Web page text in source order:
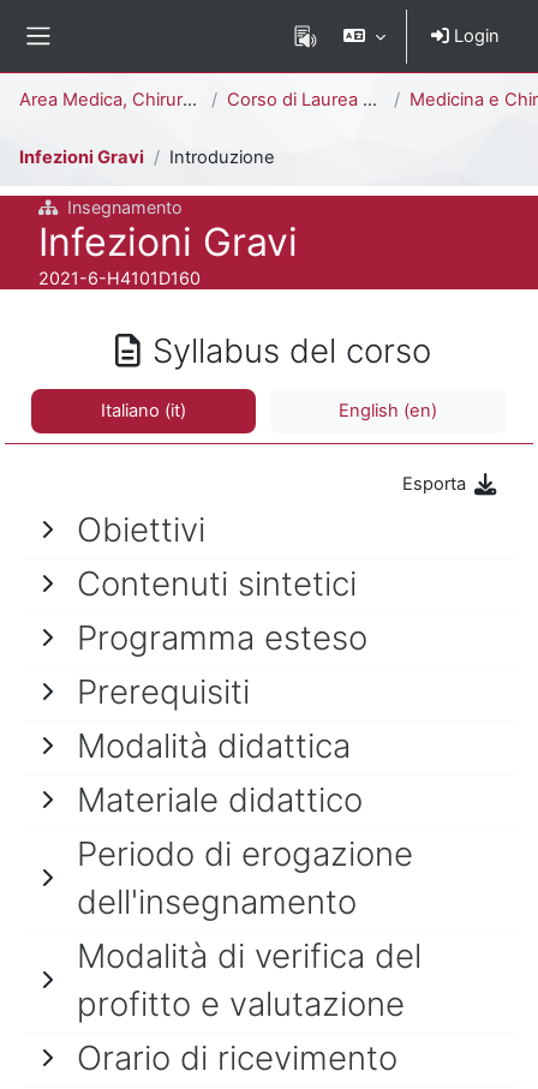
Login
Area Medica, Chirurgica e dei Servizi Clinici Corso di Laurea Magistrale a Ciclo Unico (6 anni) Medicina e Chirurgia [H4103D -
Infezioni Gravi Introduzione
Insegnamento
Titolo del corso
Infezioni Gravi
Codice identificativo del corso
2021-6-H4101D160
Syllabus del corso
Italiano ‎(it)‎ English ‎(en)‎
Esporta
Obiettivi
Contenuti sintetici
Programma esteso
Prerequisiti
Modalità didattica
Materiale didattico
Periodo di erogazione
dell'insegnamento
Modalità di verifica del
profitto e valutazione
Orario di ricevimento